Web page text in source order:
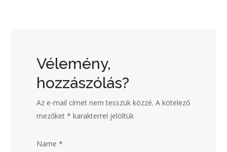
Vélemény,
hozzászólás?
Az e-mail címet nem tesszük közzé. A kötelező
mezőket* karakterrel jelöltük